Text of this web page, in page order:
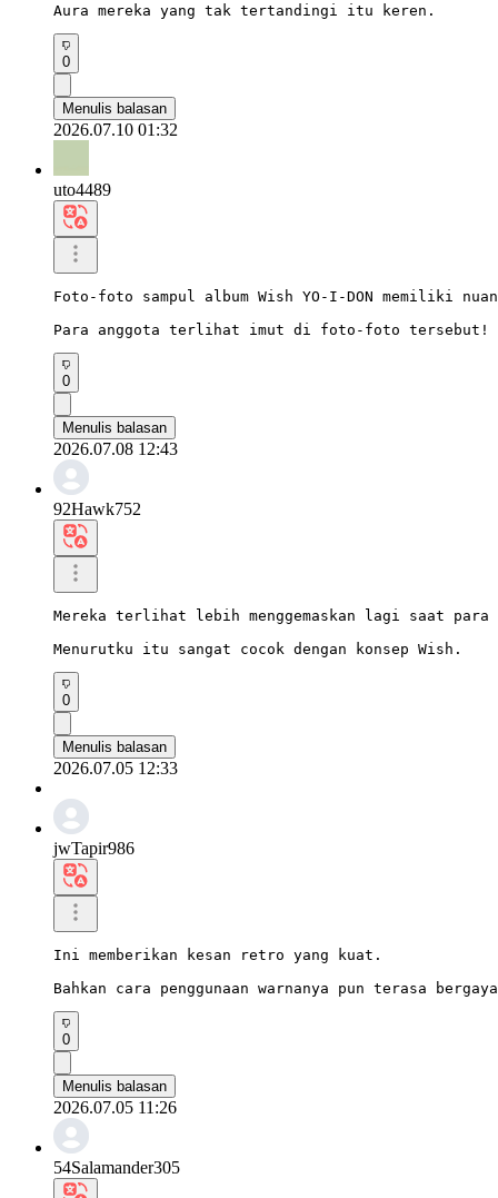
Aura mereka yang tak tertandingi itu keren.
0
Menulis balasan
2026.07.10 01:32
uto4489
Foto-foto sampul album Wish YO-I-DON memiliki
Para anggota terlihat imut di foto-foto tersebut!
0
Menulis balasan
2026.07.08 12:43
92Hawk752
Mereka terlihat lebih menggemaskan lagi saat para
Menurutku itu sangat cocok dengan konsep Wish.
0
Menulis balasan
2026.07.05 12:33
jwTapir986
Ini memberikan kesan retro yang kuat.
Bahkan cara penggunaan warnanya pun terasa
0
Menulis balasan
2026.07.05 11:26
54Salamander305